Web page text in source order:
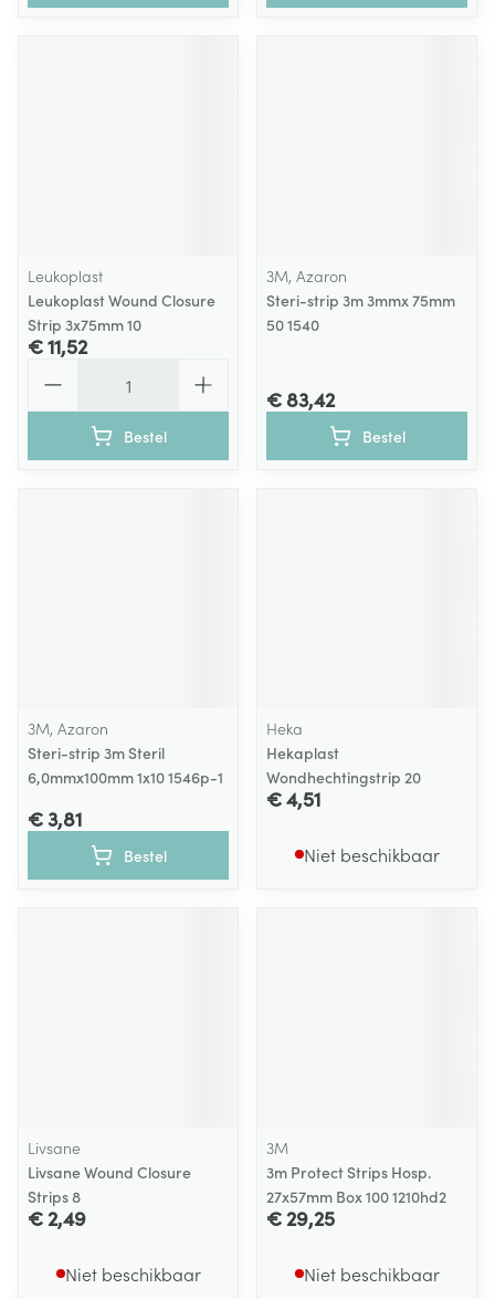
Leukoplast
Leukoplast Wound Closure
Strip 3x75mm 10
€ 11,52
Bestel
3M, Azaron
Steri-strip 3m 3mmx 75mm
50 1540
€ 83,42
Bestel
3M, Azaron
Steri-strip 3m Steril
6,0mmx100mm 1x10 1546p-1
€ 3,81
Bestel
Heka
Hekaplast
Wondhechtingstrip 20
€ 4,51
Niet beschikbaar
Livsane
Livsane Wound Closure
Strips 8
€ 2,49
Niet beschikbaar
3M
3m Protect Strips Hosp.
27x57mm Box 100 1210hd2
€ 29,25
Niet beschikbaar